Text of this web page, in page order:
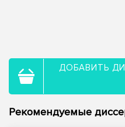
ДОБАВИТЬ
Рекомендуемые